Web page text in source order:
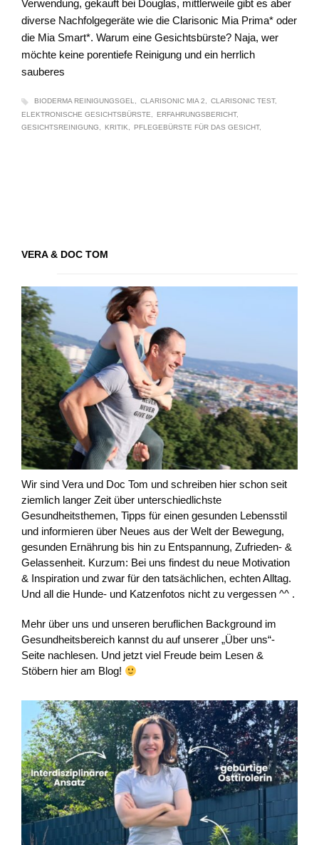
Verwendung, gekauft bei Douglas, mittlerweile gibt es aber
diverse Nachfolgegeräte wie die Clarisonic Mia Prima* oder
die Mia Smart*. Warum eine Gesichtsbürste? Naja, wer
möchte keine porentiefe Reinigung und ein herrlich
sauberes
BIODERMA REINIGUNGSGEL CLARISONIC MIA 2
CLARISONIC TEST
ELEKTRONISCHE GESICHTSBÜRSTE
ERFAHRUNGSBERICHT
GESICHTSREINIGUNG
KRITIK PFLEGEBÜRSTE FÜR DAS GESICHT
VERA & DOC TOM
Wir sind Vera und Doc Tom und schreiben hier schon seit
ziemlich langer Zeit über unterschiedlichste
Gesundheitsthemen, Tipps für einen gesunden Lebensstil
und informieren über Neues aus der Welt der Bewegung,
gesunden Ernährung bis hin zu Entspannung, Zufrieden- &
Gelassenheit. Kurzum: Bei uns findest du neue Motivation
& Inspiration und zwar für den tatsächlichen, echten Alltag.
Und all die Hunde- und Katzenfotos nicht zu vergessen ^^ .
Mehr über uns und unseren beruflichen Background im
Gesundheitsbereich kannst du auf unserer „Über uns“-
Seite nachlesen. Und jetzt viel Freude beim Lesen &
Stöbern hier am Blog!